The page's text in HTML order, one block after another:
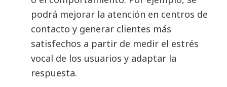
podrá mejorar la atención en centros de
contacto y generar clientes más
satisfechos a partir de medir el estrés
vocal de los usuarios y adaptar la
respuesta.